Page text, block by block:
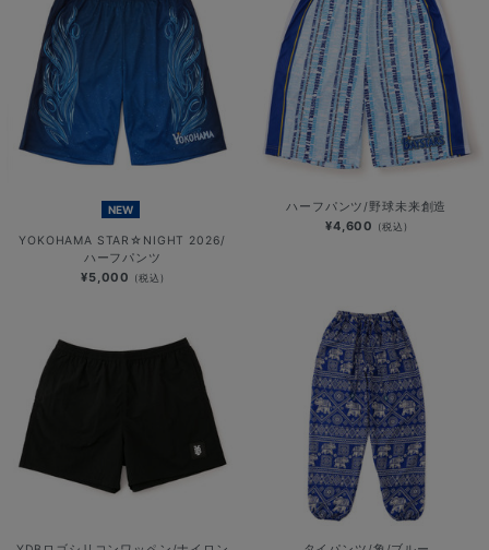
NEW
YOKOHAMA STAR☆NIGHT 2026/
ハーフパンツ
¥5,000 (税込)
ハーフパンツ/野球未来創造
¥4,600 (税込)